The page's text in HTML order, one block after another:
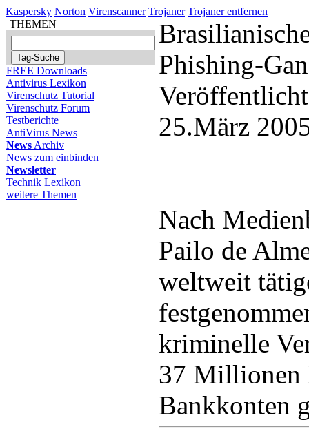
Kaspersky Norton Virenscanner Trojaner Trojaner entfernen
THEMEN
FREE Downloads
Antivirus Lexikon
Virenschutz Tutorial
Virenschutz Forum
Testberichte
AntiVirus News
News Archiv
News zum einbinden
Newsletter
Technik Lexikon
weitere Themen
Phishing-
25.März
Nach
Pailo de
weltweit
kriminelle
37 Millionen
Bankkonten